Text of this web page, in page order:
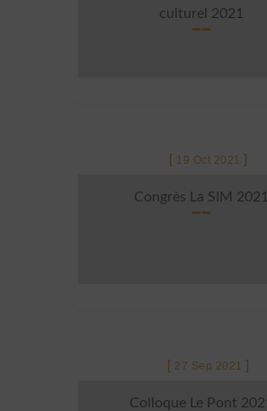
culturel 2021
19 Oct 2021
Congrès La SIM 2021
27 Sep 2021
Colloque Le Pont